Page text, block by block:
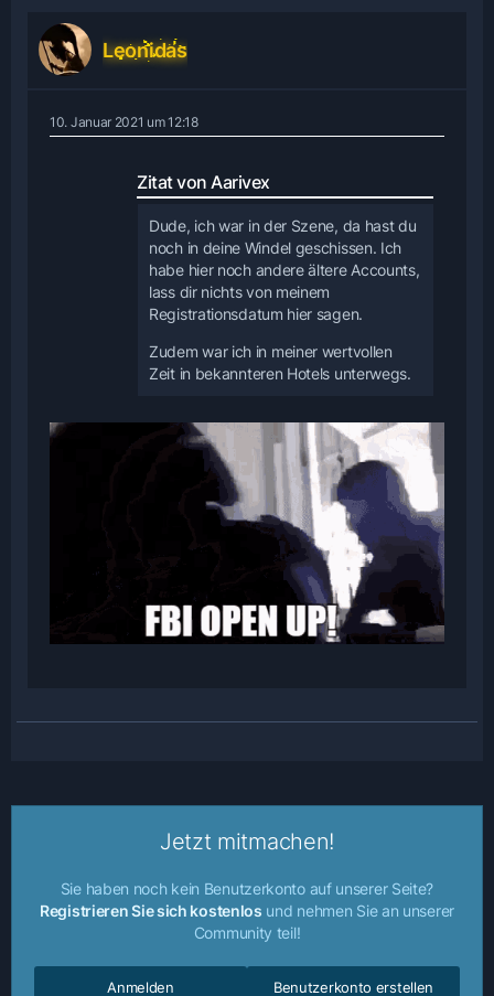
Leonidas
10. Januar 2021 um 12:18
Zitat von Aarivex
Dude, ich war in der Szene, da hast du
noch in deine Windel geschissen. Ich
habe hier noch andere ältere Accounts,
lass dir nichts von meinem
Registrationsdatum hier sagen.
Zudem war ich in meiner wertvollen
Zeit in bekannteren Hotels unterwegs.
Jetzt mitmachen!
Sie haben noch kein Benutzerkonto auf unserer Seite?
Registrieren Sie sich kostenlos und nehmen Sie an unserer
Community teil!
Benutzerkonto erstellen
Anmelden